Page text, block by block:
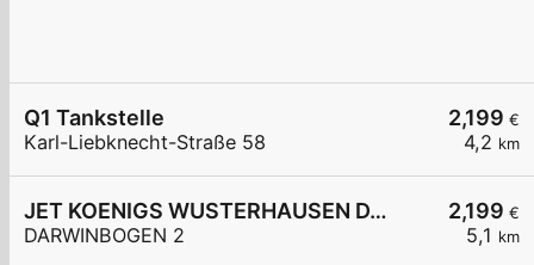
2,199 €
4,2 km
Q1 Tankstelle
Karl-Liebknecht-Straße 58
2,199 €
5,1 km
JET KOENIGS WUSTERHAUSEN DARWINBOGEN 2
DARWINBOGEN 2